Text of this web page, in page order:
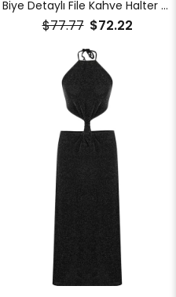
Biye Detaylı File Kahve Halter Elbise
$72.22
$77.77